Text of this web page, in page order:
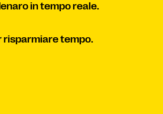
in tempo reale.
tempo.